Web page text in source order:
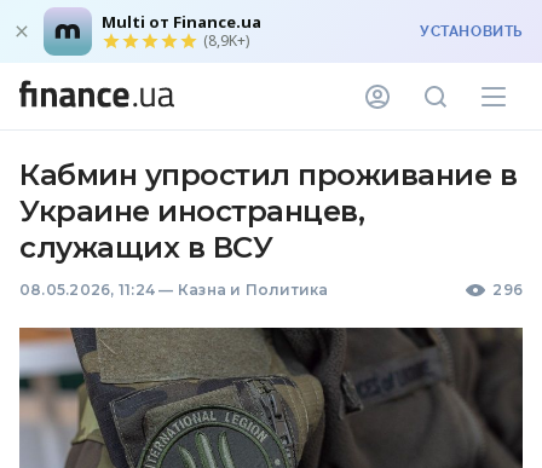
Multi от Finance.ua
(8,9K+) УСТАНОВИТЬ
Кабмин упростил проживание в
Украине иностранцев,
служащих в ВСУ
08.05.2026, 11:24 — Казна и Политика 296